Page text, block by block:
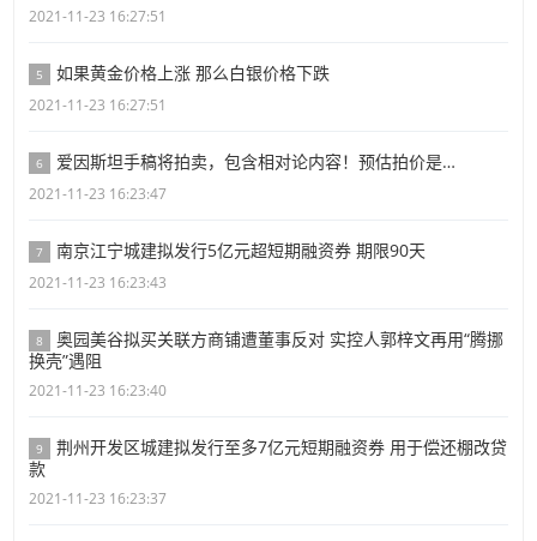
2021-11-23 16:27:51
5 如果黄金价格上涨 那么白银价格下跌
2021-11-23 16:27:51
6 爱因斯坦手稿将拍卖，包含相对论内容！预估拍价是…
2021-11-23 16:23:47
7 南京江宁城建拟发行5亿元超短期融资券 期限90天
2021-11-23 16:23:43
8
奥园美谷拟买关联方商铺遭董事反对 实控人郭梓文再用“腾挪
换壳”遇阻
2021-11-23 16:23:40
9
荆州开发区城建拟发行至多7亿元短期融资券 用于偿还棚改贷
款
2021-11-23 16:23:37